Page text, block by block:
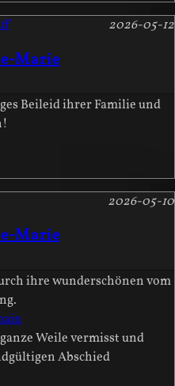
Marie
2026-05-12
Beileid ihrer Familie und
Marie
2026-05-10
ihre wunderschönen vom
Weile vermisst und
Abschied